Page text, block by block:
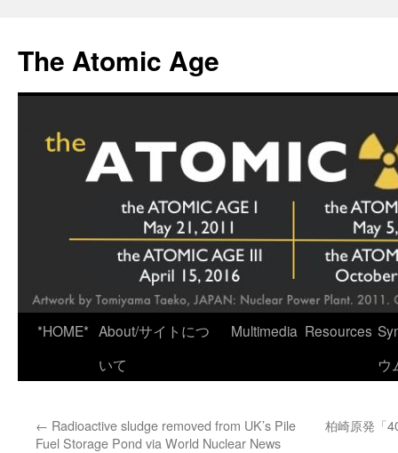
content
The Atomic Age
*HOME* About/サイトにつ
いて
Multimedia Resources
ウ
← Radioactive sludge removed from UK’s Pile
Fuel Storage Pond via World Nuclear News
柏崎原発「